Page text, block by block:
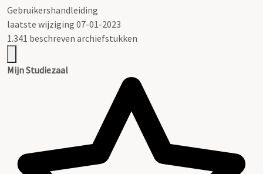
Gebruikershandleiding
laatste wijziging 07-01-2023
1.341 beschreven archiefstukken
Mijn Studiezaal